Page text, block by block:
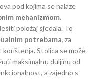
pod kojima se nalaze
mehanizmom.
položaj sjedala. To
potrebama, za
Stolica se može
maksimalnu duljinu od
a zajedno s